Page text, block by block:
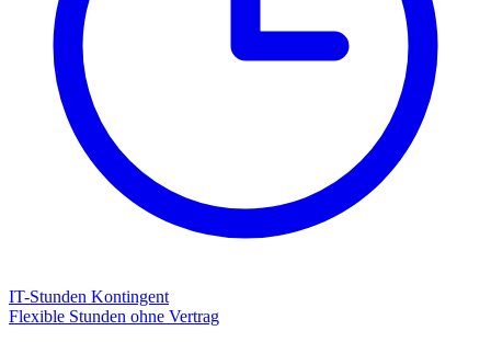
IT-Stunden Kontingent
Flexible Stunden ohne Vertrag